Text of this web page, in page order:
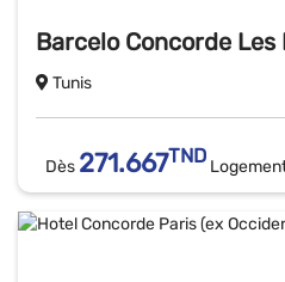
Barcelo Concorde Les
Tunis
Dès 271.667TND